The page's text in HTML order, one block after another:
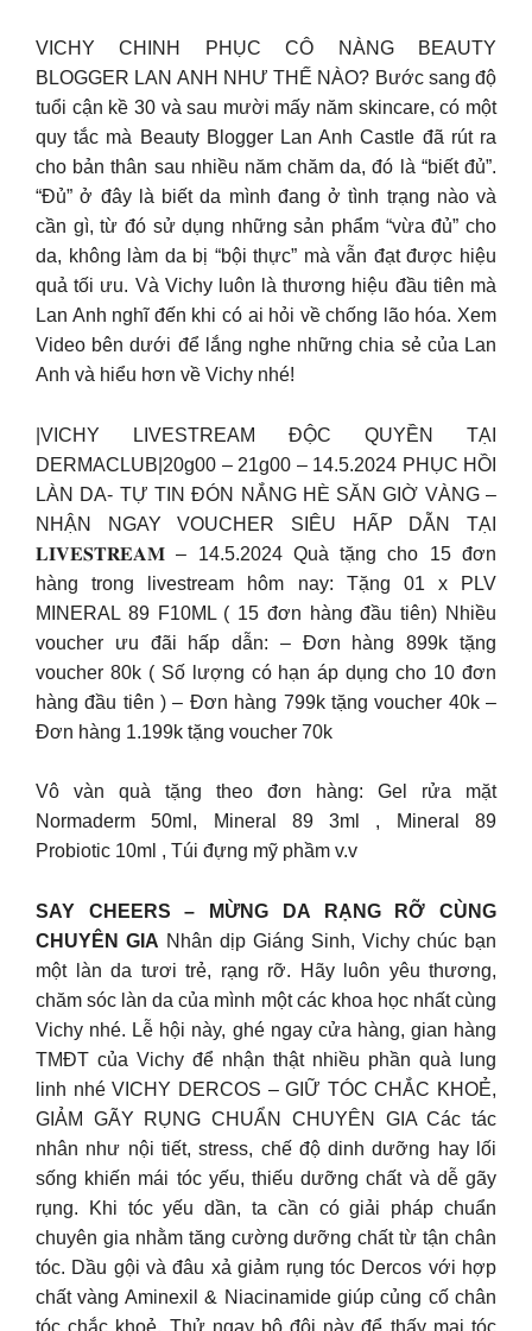
VICHY CHINH PHỤC CÔ NÀNG BEAUTY
BLOGGER LAN ANH NHƯ THẾ NÀO? Bước sang độ
tuổi cận kề 30 và sau mười mấy năm skincare, có một
quy tắc mà Beauty Blogger Lan Anh Castle đã rút ra
cho bản thân sau nhiều năm chăm da, đó là “biết đủ”.
“Đủ” ở đây là biết da mình đang ở tình trạng nào và
cần gì, từ đó sử dụng những sản phẩm “vừa đủ” cho
da, không làm da bị “bội thực” mà vẫn đạt được hiệu
quả tối ưu. Và Vichy luôn là thương hiệu đầu tiên mà
Lan Anh nghĩ đến khi có ai hỏi về chống lão hóa. Xem
Video bên dưới để lắng nghe những chia sẻ của Lan
Anh và hiểu hơn về Vichy nhé!
|VICHY LIVESTREAM ĐỘC QUYỀN TẠI
DERMACLUB|20g00 – 21g00 – 14.5.2024 PHỤC HỒI
LÀN DA- TỰ TIN ĐÓN NẮNG HÈ SĂN GIỜ VÀNG –
NHẬN NGAY VOUCHER SIÊU HẤP DẪN TẠI
𝐋𝐈𝐕𝐄𝐒𝐓𝐑𝐄𝐀𝐌 – 14.5.2024 Quà tặng cho 15 đơn
hàng trong livestream hôm nay: Tặng 01 x PLV
MINERAL 89 F10ML ( 15 đơn hàng đầu tiên) Nhiều
voucher ưu đãi hấp dẫn: – Đơn hàng 899k tặng
voucher 80k ( Số lượng có hạn áp dụng cho 10 đơn
hàng đầu tiên ) – Đơn hàng 799k tặng voucher 40k –
Đơn hàng 1.199k tặng voucher 70k
Vô vàn quà tặng theo đơn hàng: Gel rửa mặt
Normaderm 50ml, Mineral 89 3ml , Mineral 89
Probiotic 10ml , Túi đựng mỹ phầm v.v
SAY CHEERS – MỪNG DA RẠNG RỠ CÙNG
CHUYÊN GIA Nhân dịp Giáng Sinh, Vichy chúc bạn
một làn da tươi trẻ, rạng rỡ. Hãy luôn yêu thương,
chăm sóc làn da của mình một các khoa học nhất cùng
Vichy nhé. Lễ hội này, ghé ngay cửa hàng, gian hàng
TMĐT của Vichy để nhận thật nhiều phần quà lung
linh nhé VICHY DERCOS – GIỮ TÓC CHẮC KHOẺ,
GIẢM GÃY RỤNG CHUẨN CHUYÊN GIA Các tác
nhân như nội tiết, stress, chế độ dinh dưỡng hay lối
sống khiến mái tóc yếu, thiếu dưỡng chất và dễ gãy
rụng. Khi tóc yếu dần, ta cần có giải pháp chuẩn
chuyên gia nhằm tăng cường dưỡng chất từ tận chân
tóc. Dầu gội và đâu xả giảm rụng tóc Dercos với hợp
chất vàng Aminexil & Niacinamide giúp củng cố chân
tóc chắc khoẻ. Thử ngay bộ đôi này để thấy mai tóc